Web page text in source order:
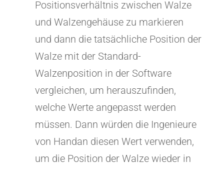
Positionsverhältnis zwischen Walze
und Walzengehäuse zu markieren
und dann die tatsächliche Position der
Walze mit der Standard-
Walzenposition in der Software
vergleichen, um herauszufinden,
welche Werte angepasst werden
müssen. Dann würden die Ingenieure
von Handan diesen Wert verwenden,
um die Position der Walze wieder in